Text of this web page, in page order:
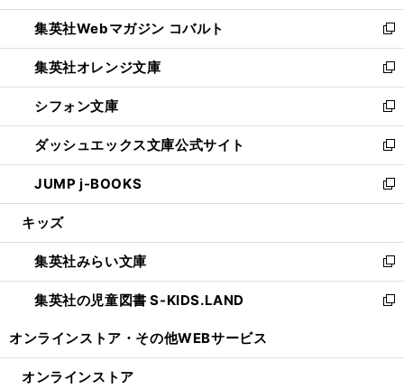
開
く
ウ
で
開
く
ン
ド
ウ
で
開
く
ウ
ィ
ン
ド
ウ
で
開
く
集英社Webマガジン コバルト
新
し
い
ウ
ィ
ン
ド
ウ
で
開
集英社オレンジ文庫
新
し
い
ウ
ィ
ン
ド
ウ
開
く
シフォン文庫
新
し
い
ウ
ィ
ン
ウ
で
開
く
ダッシュエックス文庫公式サイト
新
し
い
ウ
ン
ド
ウ
で
JUMP j-BOOKS
新
し
ウ
ィ
ン
ド
開
キッズ
集英社みらい文庫
新
し
い
ン
集英社の児童図書 S-KIDS.LAND
新
ウ
オンラインストア・ その他WEBサービス
オンラインストア